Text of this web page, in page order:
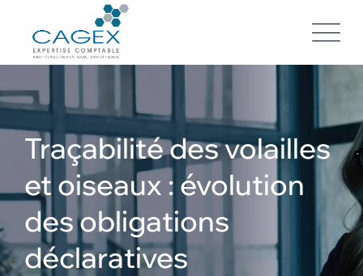
content
Traçabilité des volailles
et oiseaux : évolution
des obligations
déclaratives